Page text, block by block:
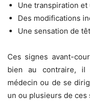
Une transpiration et
Des modifications
Une sensation de
Ces signes avant-
bien au contraire, il
médecin ou de se
un ou plusieurs de ces